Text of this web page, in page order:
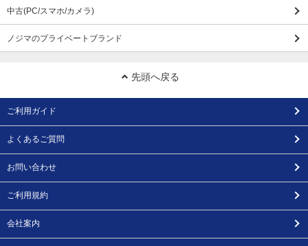
中古(PC/スマホ/カメラ)
ノジマのプライベートブランド
先頭へ戻る
ご利用ガイド
よくあるご質問
お問い合わせ
ご利用規約
会社案内